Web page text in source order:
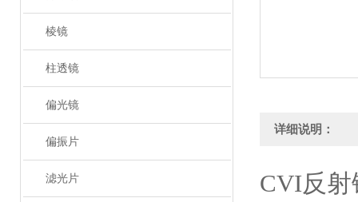
棱镜
柱透镜
偏光镜
偏振片
滤光片
详细说明：
CVI反